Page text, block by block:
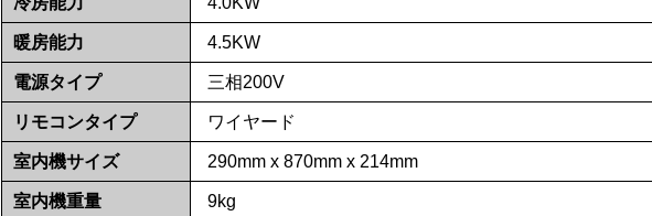
暖房能力 4.5KW
電源タイプ 三相200V
リモコンタイプ ワイヤード
室内機サイズ 290mm x 870mm x 214mm
室内機重量 9kg